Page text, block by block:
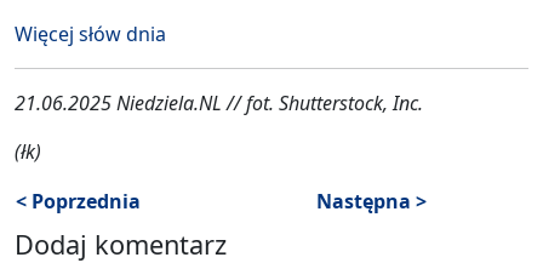
Więcej słów dnia
21.06.2025 Niedziela.NL // fot. Shutterstock, Inc.
(łk)
< Poprzednia
Następna >
Dodaj komentarz